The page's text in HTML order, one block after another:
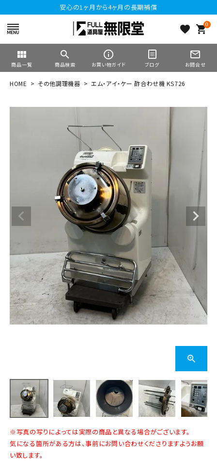
安心の1ヶ月から4ヶ月の長期補償
favorite 0
shopping_cart
view_module
商品一覧
search
商品検索
info_outline
お買い物ガイド ブログ
mail_outline
お問合せ
HOME その他調理機器 エム・アイ・ケー 酢合わせ機 KS726
※写真の写りによっては実際の商品と異なる場合がございます。
気になる箇所がある方は、事前にお問い合わせくださりますようお願
い致します。